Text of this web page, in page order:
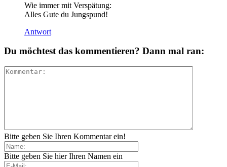
Wie immer mit Verspätung:
Alles Gute du Jungspund!
Antwort
Du möchtest das kommentieren? Dann mal ran:
Bitte geben Sie Ihren Kommentar ein!
Bitte geben Sie hier Ihren Namen ein